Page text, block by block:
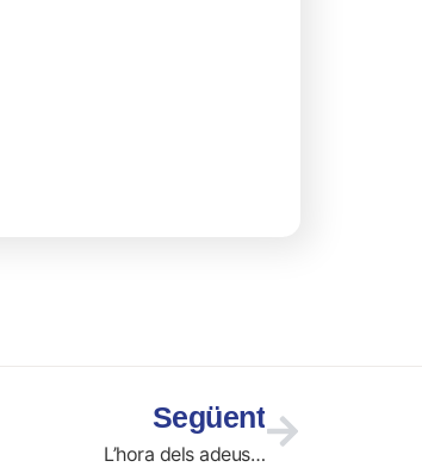
Següent
L’hora dels adeus…